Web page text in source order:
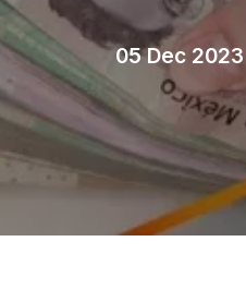
05 Dec 2023